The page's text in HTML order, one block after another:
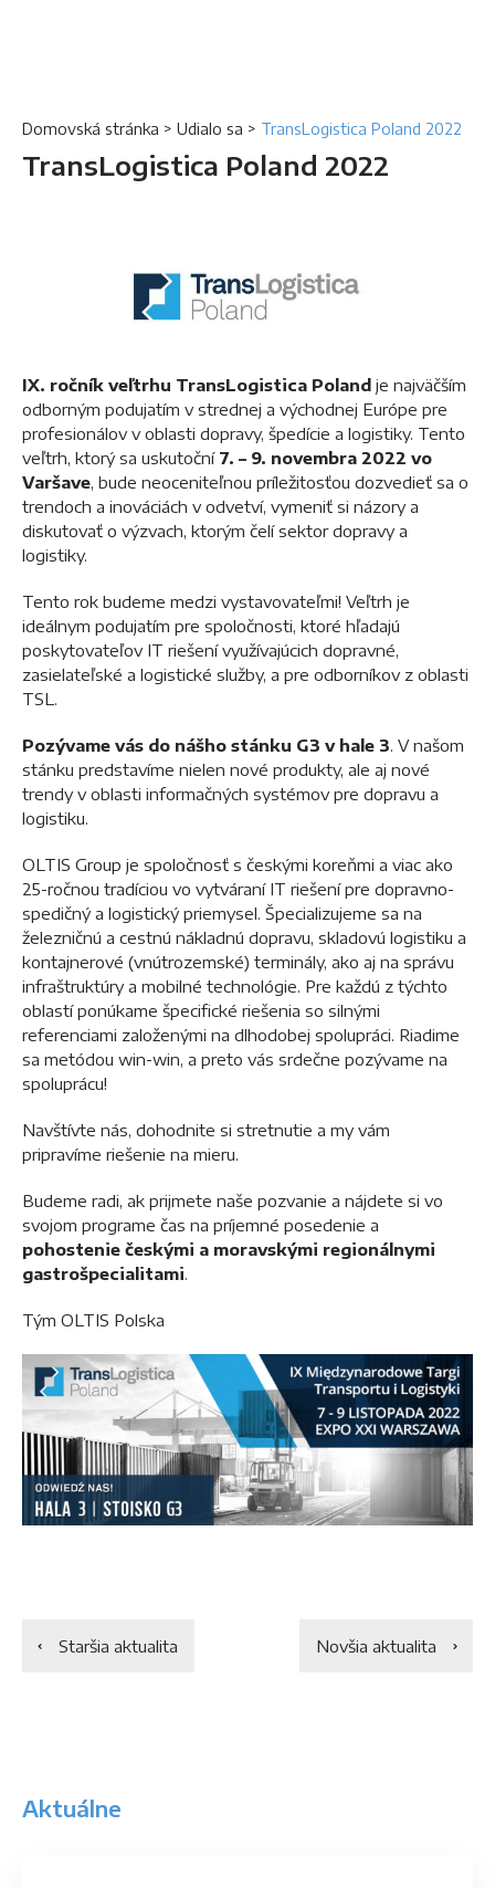
Domovská stránka > Udialo sa > TransLogistica Poland 2022
TransLogistica Poland 2022
IX. ročník veľtrhu TransLogistica Poland je najväčším
odborným podujatím v strednej a východnej Európe pre
profesionálov v oblasti dopravy, špedície a logistiky. Tento
veľtrh, ktorý sa uskutoční 7. – 9. novembra 2022 vo
Varšave, bude neoceniteľnou príležitosťou dozvedieť sa o
trendoch a inováciách v odvetví, vymeniť si názory a
diskutovať o výzvach, ktorým čelí sektor dopravy a
logistiky.
Tento rok budeme medzi vystavovateľmi! Veľtrh je
ideálnym podujatím pre spoločnosti, ktoré hľadajú
poskytovateľov IT riešení využívajúcich dopravné,
zasielateľské a logistické služby, a pre odborníkov z oblasti
TSL.
Pozývame vás do nášho stánku G3 v hale 3. V našom
stánku predstavíme nielen nové produkty, ale aj nové
trendy v oblasti informačných systémov pre dopravu a
logistiku.
OLTIS Group je spoločnosť s českými koreňmi a viac ako
25-ročnou tradíciou vo vytváraní IT riešení pre dopravno-
spedičný a logistický priemysel. Špecializujeme sa na
železničnú a cestnú nákladnú dopravu, skladovú logistiku a
kontajnerové (vnútrozemské) terminály, ako aj na správu
infraštruktúry a mobilné technológie. Pre každú z týchto
oblastí ponúkame špecifické riešenia so silnými
referenciami založenými na dlhodobej spolupráci. Riadime
sa metódou win-win, a preto vás srdečne pozývame na
spoluprácu!
Navštívte nás, dohodnite si stretnutie a my vám
pripravíme riešenie na mieru.
Budeme radi, ak prijmete naše pozvanie a nájdete si vo
svojom programe čas na príjemné posedenie a
pohostenie českými a moravskými regionálnymi
gastrošpecialitami.
Tým OLTIS Polska
Staršia aktualita Novšia aktualita
Aktuálne